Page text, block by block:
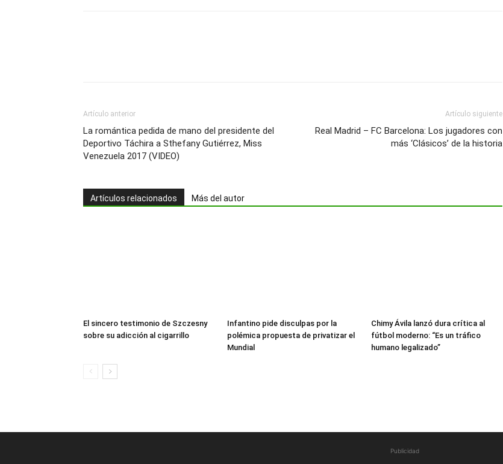
Artículo anterior
La romántica pedida de mano del presidente del
Deportivo Táchira a Sthefany Gutiérrez, Miss
Venezuela 2017 (VIDEO)
Artículo siguiente
Real Madrid – FC Barcelona: Los jugadores con
más ‘Clásicos’ de la historia
Artículos relacionados Más del autor
El sincero testimonio de Szczesny
sobre su adicción al cigarrillo
Infantino pide disculpas por la
polémica propuesta de privatizar el
Mundial
Chimy Ávila lanzó dura crítica al
fútbol moderno: “Es un tráfico
humano legalizado”
Publicidad